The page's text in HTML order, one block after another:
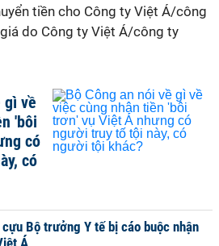
tiền cho Công ty Việt Á/công
do Công ty Việt Á/công ty
gì về
'bôi
có
có
Bộ trưởng Y tế bị cáo buộc nhận
Á